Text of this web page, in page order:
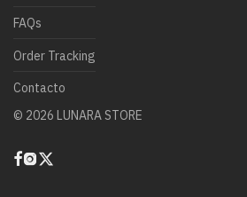
FAQs
Order Tracking
Contacto
© 2026 LUNARA STORE